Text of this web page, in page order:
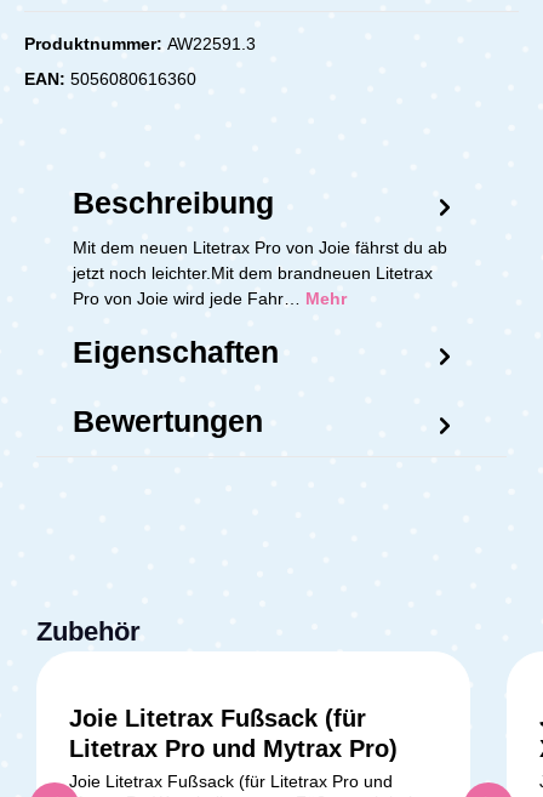
Produktnummer: AW22591.3
EAN: 5056080616360
Beschreibung
Mit dem neuen Litetrax Pro von Joie fährst du ab
jetzt noch leichter.Mit dem brandneuen Litetrax
Pro von Joie wird jede Fahr… Mehr
Eigenschaften
Bewertungen
Zubehör
Joie Litetrax Fußsack (für
Litetrax Pro und Mytrax Pro)
Joie Litetrax Fußsack (für Litetrax Pro und